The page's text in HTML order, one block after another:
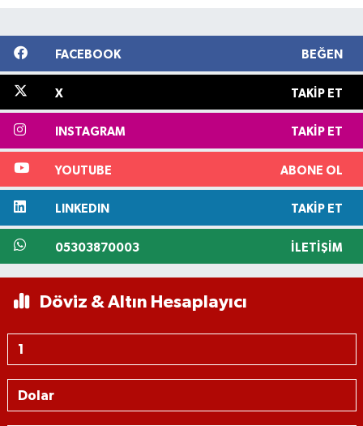
FACEBOOK BEĞEN
X TAKIP ET
INSTAGRAM TAKIP ET
YOUTUBE ABONE OL
LINKEDIN TAKIP ET
05303870003 İLETIŞIM
Döviz & Altın Hesaplayıcı